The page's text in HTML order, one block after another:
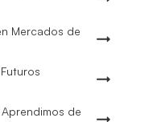
Mercados de
de